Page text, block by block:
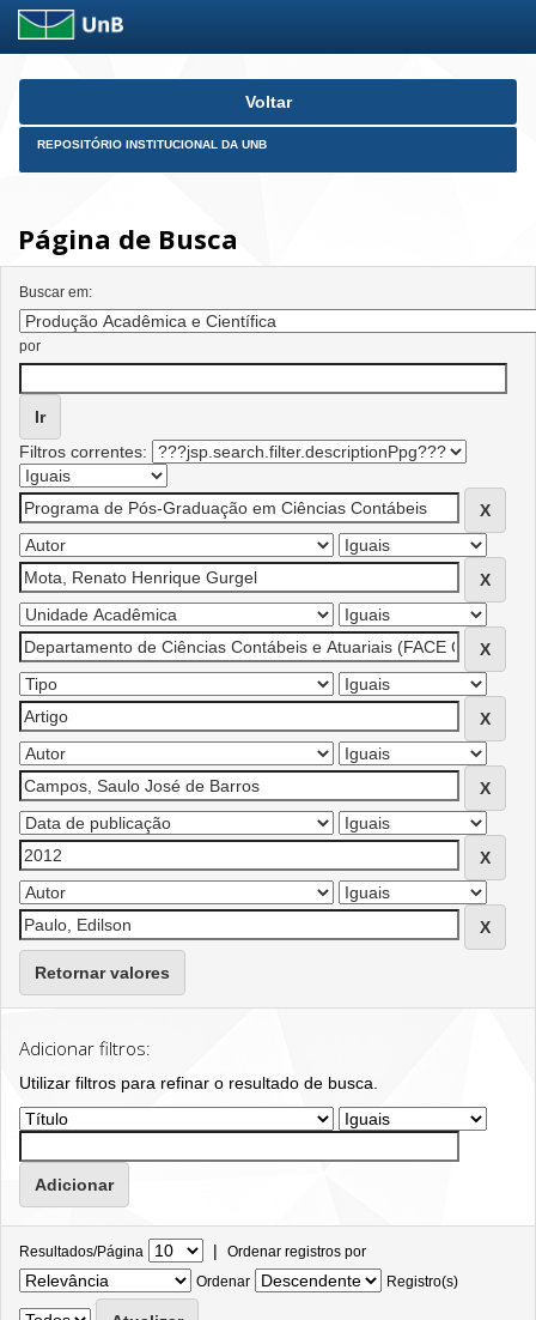
Skip
Voltar
REPOSITÓRIO INSTITUCIONAL DA UNB
Página de Busca
Buscar em:
por
Filtros correntes:
Retornar valores
Adicionar filtros:
Utilizar filtros para refinar o resultado de busca.
Resultados/Página | Ordenar registros por
Ordenar
Registro(s)